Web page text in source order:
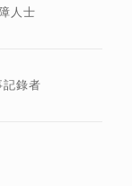
人士
錄者